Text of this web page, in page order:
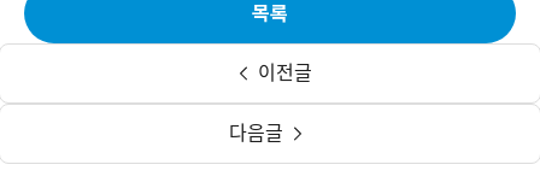
이전글
목록
다음글